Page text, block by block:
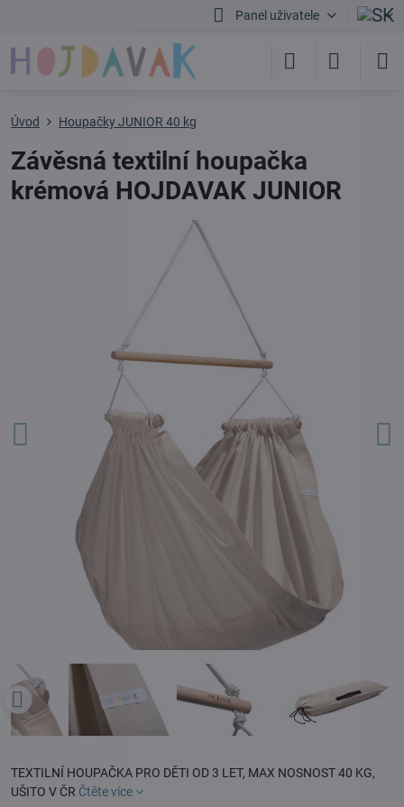
Panel uživatele
Úvod Houpačky JUNIOR 40 kg
Závěsná textilní houpačka
krémová HOJDAVAK JUNIOR
TEXTILNÍ HOUPAČKA PRO DĚTI OD 3 LET, MAX NOSNOST 40 KG,
UŠITO V ČR Čtěte více